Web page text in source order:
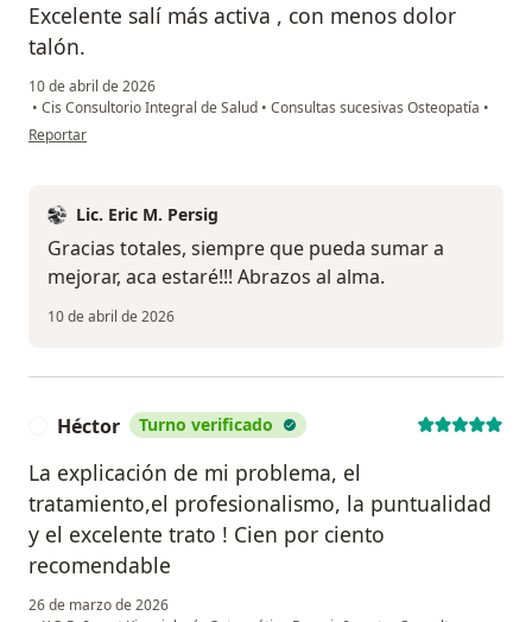
Excelente salí más activa , con menos dolor
talón.
10 de abril de 2026
• Cis Consultorio Integral de Salud • Consultas sucesivas Osteopatía •
en opinión del usuario Marta
Reportar
Lic. Eric M. Persig
Gracias totales, siempre que pueda sumar a
mejorar, aca estaré!!! Abrazos al alma.
10 de abril de 2026
Héctor Turno verificado
La explicación de mi problema, el
tratamiento,el profesionalismo, la puntualidad
y el excelente trato ! Cien por ciento
recomendable
26 de marzo de 2026